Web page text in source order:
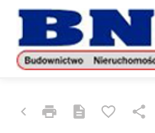
GLIWICE, CENTRUM
LOKAL NA WYNAJEM